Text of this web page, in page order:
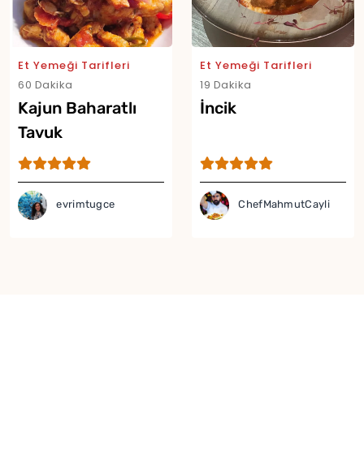
Et Yemeği Tarifleri
60 Dakika
Kajun Baharatlı
Tavuk
evrimtugce
Et Yemeği Tarifleri
19 Dakika
İncik
ChefMahmutCayli